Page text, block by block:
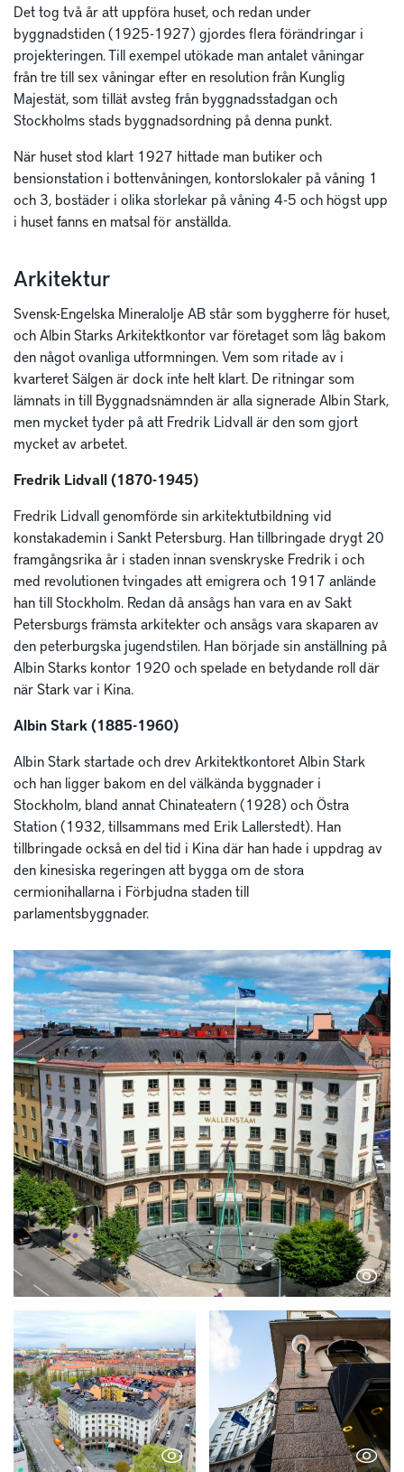
Det tog två år att uppföra huset, och redan under
byggnadstiden (1925-1927) gjordes flera förändringar i
projekteringen. Till exempel utökade man antalet våningar
från tre till sex våningar efter en resolution från Kunglig
Majestät, som tillät avsteg från byggnadsstadgan och
Stockholms stads byggnadsordning på denna punkt.
När huset stod klart 1927 hittade man butiker och
bensionstation i bottenvåningen, kontorslokaler på våning 1
och 3, bostäder i olika storlekar på våning 4-5 och högst upp
i huset fanns en matsal för anställda.
Arkitektur
Svensk-Engelska Mineralolje AB står som byggherre för huset,
och Albin Starks Arkitektkontor var företaget som låg bakom
den något ovanliga utformningen. Vem som ritade av i
kvarteret Sälgen är dock inte helt klart. De ritningar som
lämnats in till Byggnadsnämnden är alla signerade Albin Stark,
men mycket tyder på att Fredrik Lidvall är den som gjort
mycket av arbetet.
Fredrik Lidvall (1870-1945)
Fredrik Lidvall genomförde sin arkitektutbildning vid
konstakademin i Sankt Petersburg. Han tillbringade drygt 20
framgångsrika år i staden innan svenskryske Fredrik i och
med revolutionen tvingades att emigrera och 1917 anlände
han till Stockholm. Redan då ansågs han vara en av Sakt
Petersburgs främsta arkitekter och ansågs vara skaparen av
den peterburgska jugendstilen. Han började sin anställning på
Albin Starks kontor 1920 och spelade en betydande roll där
när Stark var i Kina.
Albin Stark (1885-1960)
Albin Stark startade och drev Arkitektkontoret Albin Stark
och han ligger bakom en del välkända byggnader i
Stockholm, bland annat Chinateatern (1928) och Östra
Station (1932, tillsammans med Erik Lallerstedt). Han
tillbringade också en del tid i Kina där han hade i uppdrag av
den kinesiska regeringen att bygga om de stora
cermionihallarna i Förbjudna staden till
parlamentsbyggnader.